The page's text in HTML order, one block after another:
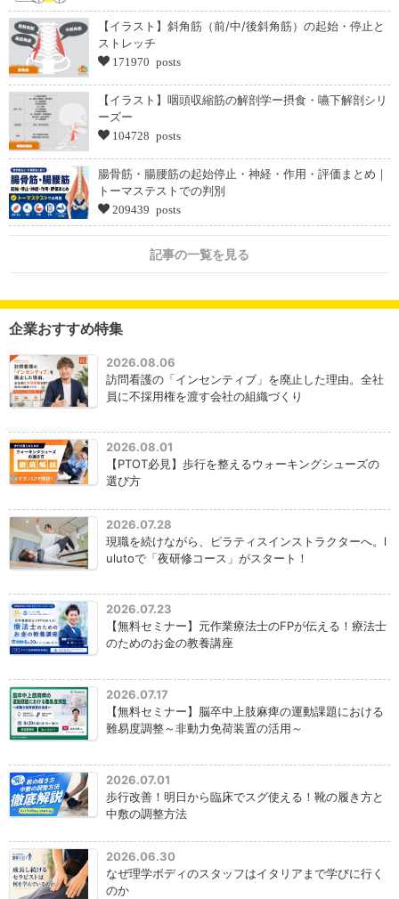
【イラスト】斜角筋（前/中/後斜角筋）の起始・停止と
ストレッチ
171970 posts
【イラスト】咽頭収縮筋の解剖学ー摂食・嚥下解剖シリ
ーズー
104728 posts
腸骨筋・腸腰筋の起始停止・神経・作用・評価まとめ｜
トーマステストでの判別
209439 posts
記事の一覧を見る
企業おすすめ特集
2026.08.06
訪問看護の「インセンティブ」を廃止した理由。全社
員に不採用権を渡す会社の組織づくり
2026.08.01
【PTOT必見】歩行を整えるウォーキングシューズの
選び方
2026.07.28
現職を続けながら、ピラティスインストラクターへ。l
ulutoで「夜研修コース」がスタート！
2026.07.23
【無料セミナー】元作業療法士のFPが伝える！療法士
のためのお金の教養講座
2026.07.17
【無料セミナー】脳卒中上肢麻痺の運動課題における
難易度調整～非動力免荷装置の活用～
2026.07.01
歩行改善！明日から臨床でスグ使える！靴の履き方と
中敷の調整方法
2026.06.30
なぜ理学ボディのスタッフはイタリアまで学びに行く
のか